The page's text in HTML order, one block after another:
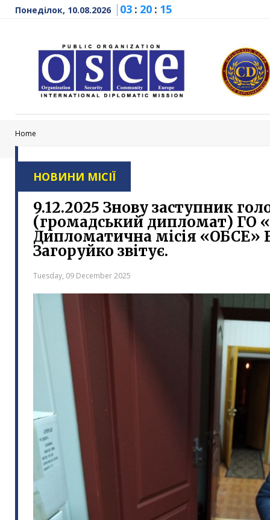
Понеділок, 10.08.2026 03 : 20 : 16
Home
НОВИНИ МІСІЇ
9.12.2025 Знову заступник
(громадський дипломат) ГО
Дипломатична місія «ОБСЕ»
Загоруйко звітує.
Tuesday, 09 December 2025